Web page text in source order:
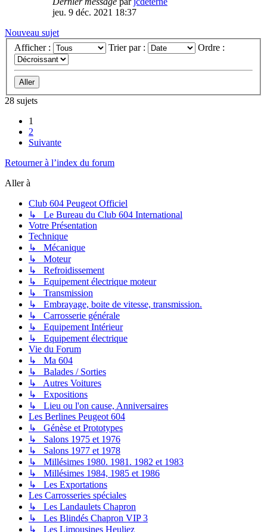
jeu. 9 déc. 2021 18:37
Nouveau sujet
Afficher :
Trier par : Ordre :
28 sujets
1
2
Suivante
Retourner à l’index du forum
Aller à
Club 604 Peugeot Officiel
↳ Le Bureau du Club 604 International
Votre Présentation
Technique
↳ Mécanique
↳ Moteur
↳ Refroidissement
↳ Equipement électrique moteur
↳ Transmission
↳ Embrayage, boite de vitesse, transmission.
↳ Carrosserie générale
↳ Equipement Intérieur
↳ Equipement électrique
Vie du Forum
↳ Ma 604
↳ Balades / Sorties
↳ Autres Voitures
↳ Expositions
↳ Lieu ou l'on cause, Anniversaires
Les Berlines Peugeot 604
↳ Génèse et Prototypes
↳ Salons 1975 et 1976
↳ Salons 1977 et 1978
↳ Millésimes 1980. 1981. 1982 et 1983
↳ Millésimes 1984, 1985 et 1986
↳ Les Exportations
Les Carrosseries spéciales
↳ Les Landaulets Chapron
↳ Les Blindés Chapron VIP 3
↳ Les Limousines Heuliez